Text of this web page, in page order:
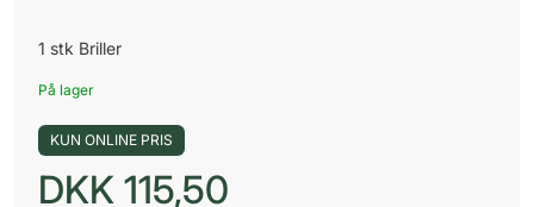
1 stk Briller
På lager
KUN ONLINE PRIS
DKK 115,50